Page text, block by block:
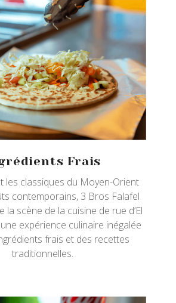
Frais
les classiques du Moyen-Orient
contemporains, 3 Bros Falafel
la scène de la cuisine de rue d’El
expérience culinaire inégalée
frais et des recettes
traditionnelles.